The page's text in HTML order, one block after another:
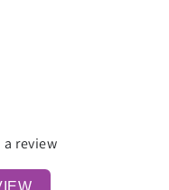
review